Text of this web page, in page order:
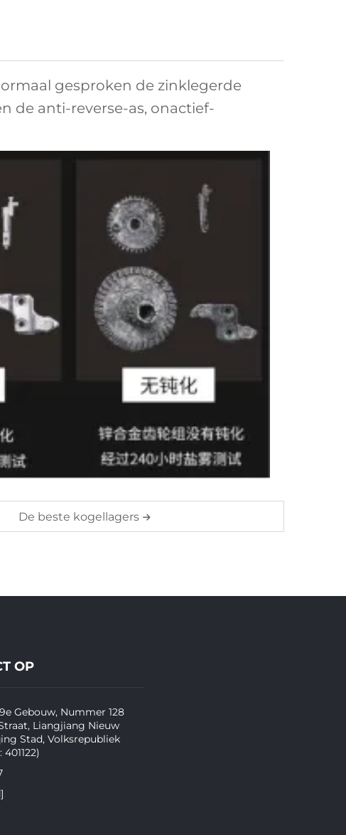
gesproken de zinklegerde
de anti-reverse-as, onactief-
De beste kogellagers
OP
Gebouw, Nummer 128
Liangjiang Nieuw
Stad, Volksrepubliek